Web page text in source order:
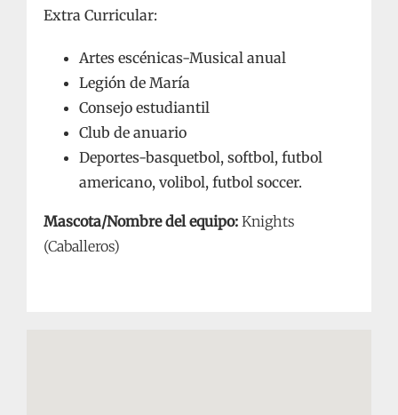
Extra Curricular:
Artes escénicas-Musical anual
Legión de María
Consejo estudiantil
Club de anuario
Deportes-basquetbol, softbol, futbol
americano, volibol, futbol soccer.
Mascota/Nombre del equipo:Knights
(Caballeros)